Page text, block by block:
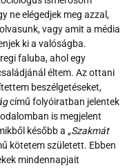
ne elégedjek meg azzal,
vagy amit a média
ki a valóságba.
faluba, ahol egy
éltem. Az ottani
beszélgetéseket,
című folyóiratban jelentek
is megjelent
később a „Szakmát
kötetem született. Ebben
mindennapjait